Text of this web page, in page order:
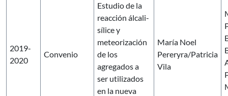
2019-
2020
Convenio
Estudio de la
reacción álcali-
sílice y
meteorización
de los
agregados a
ser utilizados
en la nueva
María Noel
Pereryra/Patricia
Vila